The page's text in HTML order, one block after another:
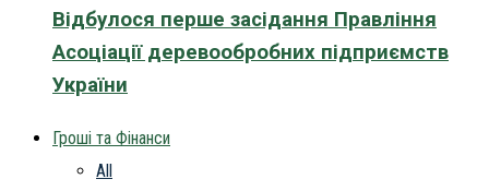
Відбулося перше засідання Правління
Асоціації деревообробних підприємств
України
Гроші та Фінанси
All